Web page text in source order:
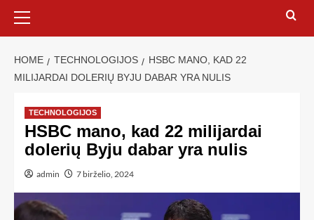
HOME TECHNOLOGIJOS
HSBC MANO, KAD 22
MILIJARDAI DOLERIŲ BYJU DABAR YRA NULIS
TECHNOLOGIJOS
HSBC mano, kad 22 milijardai
dolerių Byju dabar yra nulis
admin 7 birželio, 2024